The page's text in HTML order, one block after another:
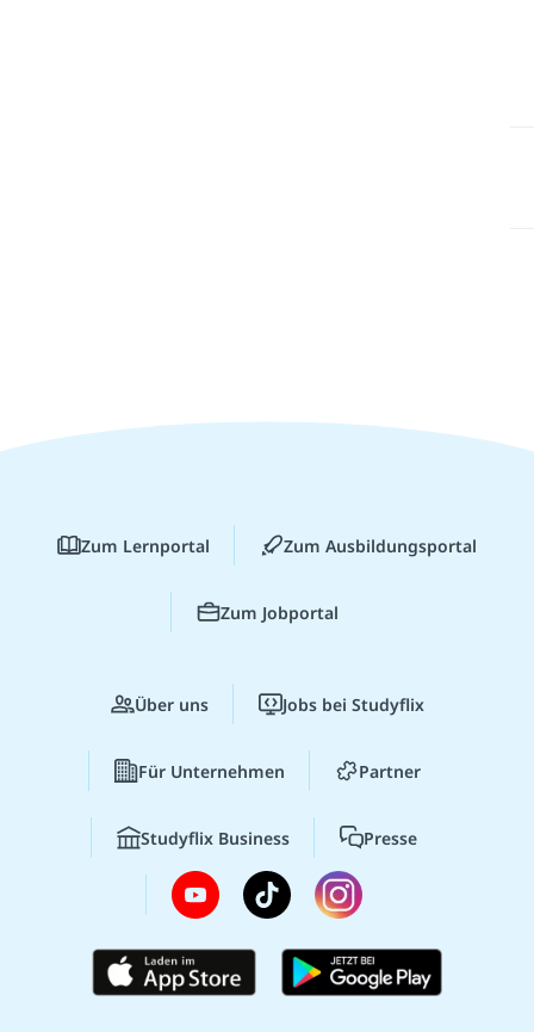
Zum Lernportal Zum Ausbildungsportal
Zum Jobportal
Über uns Jobs bei Studyflix
Für Unternehmen Partner
Studyflix Business Presse